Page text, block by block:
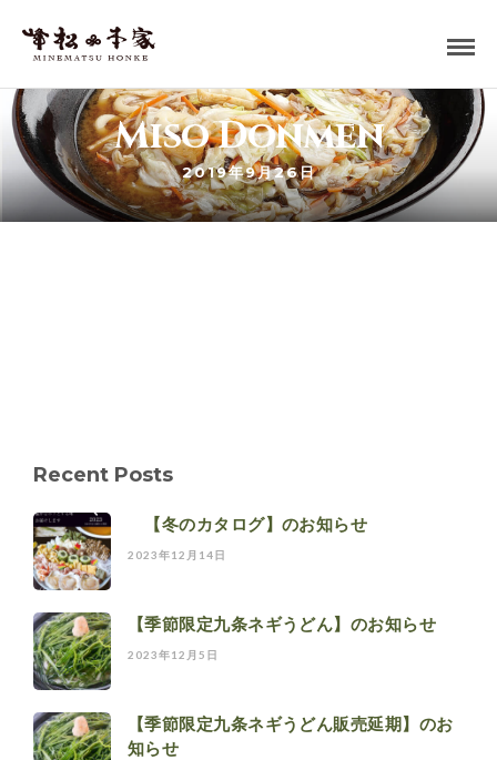
Miso Donmen
2019年9月26日
Recent Posts
【冬のカタログ】のお知らせ
2023年12月14日
【季節限定九条ネギうどん】のお知らせ
2023年12月5日
【季節限定九条ネギうどん販売延期】のお
知らせ